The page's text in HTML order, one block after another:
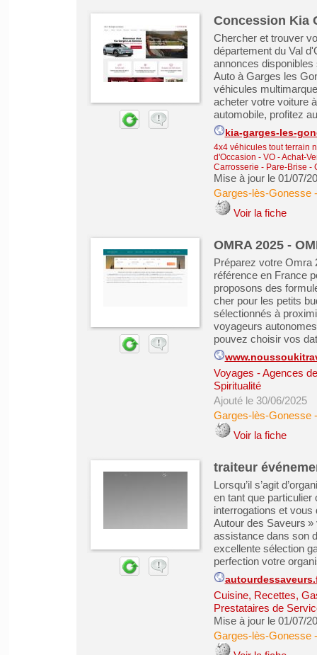
Concession Kia
Chercher et trouver
département du Val
annonces
Auto à Garges les
véhicules
acheter votre voiture
automobile, profitez
kia-garges-les-
4x4 véhicules tout terrain
d'Occasion - VO-Achat-
Carrosserie - Pare-Brise -
Mise à jour le 01/07/
Garges-lès-Gonesse
Voir la fiche
OMRA 2025 -
Préparez votre Omra
référence en France
proposons des
cher pour les petits
sélectionnés à
voyageurs
pouvez choisir vos
Voyages - Agences
Spiritualité
Ajouté le 30/06/2025
Garges-lès-Gonesse
Voir la fiche
traiteur
Lorsqu’il s’agit
en tant que particulier
interrogations et
Autour des Saveurs »
assistance dans son
excellente sélection
perfection votre
Cuisine, Recettes,
Prestataires de
Mise à jour le 01/07/
Garges-lès-Gonesse